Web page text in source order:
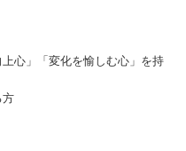
心」「変化を愉しむ心」を持
方